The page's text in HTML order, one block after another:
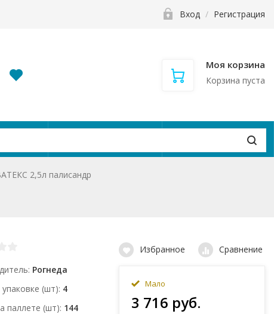
Вход / Регистрация
Моя корзина
Корзина пуста
2,5л палисандр
Рогнеда
(шт) 4
паллете (шт) 144
Избранное Сравнение
Мало
3 716 руб.